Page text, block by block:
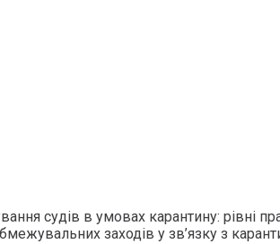
судів в умовах карантину: рівні
заходів у зв’язку з